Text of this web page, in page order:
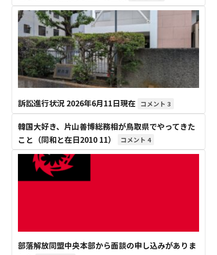
訴訟進行状況 2026年6月11日現在 3
韓国大好き、片山善博総務相が鳥取県でやってきた
こと（同和と在日2010 11）
4
部落解放同盟中央本部から面談の申し込みがありま